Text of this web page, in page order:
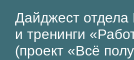
Дайджест отдела
и тренинги
(проект «Всё